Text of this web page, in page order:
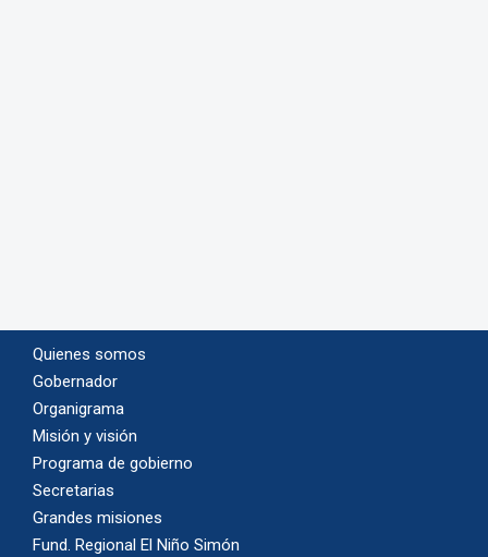
Quienes somos
Gobernador
Organigrama
Misión y visión
Programa de gobierno
Secretarias
Grandes misiones
Fund. Regional El Niño Simón